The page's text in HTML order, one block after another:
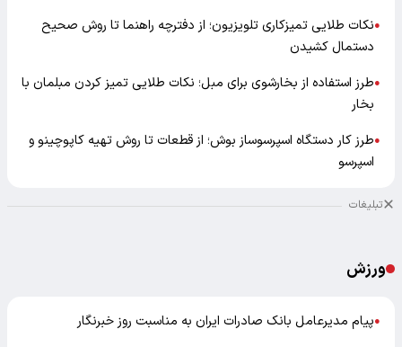
●نکات طلایی تمیزکاری تلویزیون؛ از دفترچه راهنما تا روش صحیح
دستمال کشیدن
●طرز استفاده از بخارشوی برای مبل؛ نکات طلایی تمیز کردن مبلمان با
بخار
●طرز کار دستگاه اسپرسوساز بوش؛ از قطعات تا روش تهیه کاپوچینو و
اسپرسو
تبلیغات
ورزش
●پیام مدیرعامل بانک صادرات ایران به مناسبت روز خبرنگار